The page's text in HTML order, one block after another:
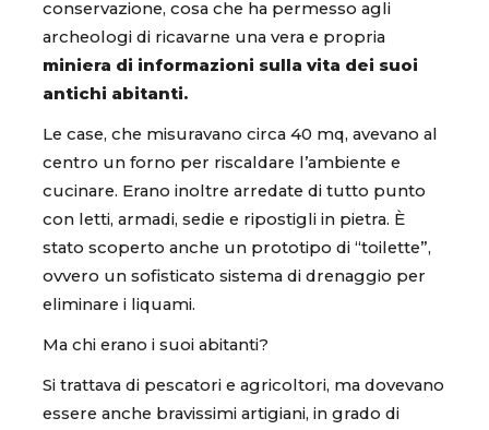
conservazione, cosa che ha permesso agli
archeologi di ricavarne una vera e propria
miniera di informazioni sulla vita dei suoi
antichi abitanti.
Le case, che misuravano circa 40 mq, avevano al
centro un forno per riscaldare l’ambiente e
cucinare. Erano inoltre arredate di tutto punto
con letti, armadi, sedie e ripostigli in pietra. È
stato scoperto anche un prototipo di “toilette”,
ovvero un sofisticato sistema di drenaggio per
eliminare i liquami.
Ma chi erano i suoi abitanti?
Si trattava di pescatori e agricoltori, ma dovevano
essere anche bravissimi artigiani, in grado di